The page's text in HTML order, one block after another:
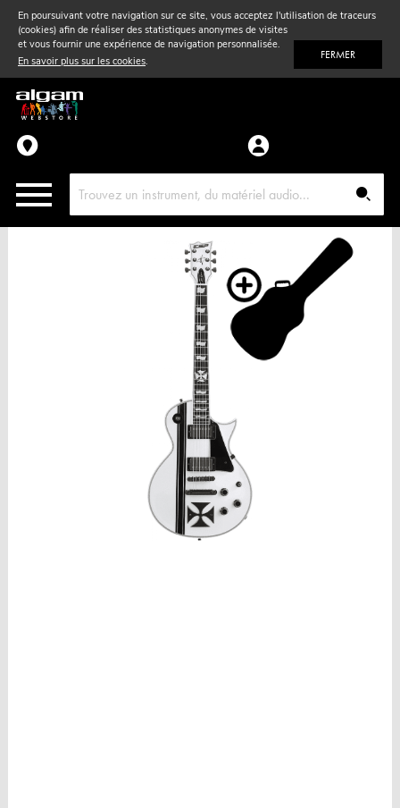
En poursuivant votre navigation sur ce site, vous acceptez l'utilisation de traceurs
(cookies) afin de réaliser des statistiques anonymes de visites
et vous fournir une expérience de navigation personnalisée.
En savoir plus sur les cookies. FERMER
Vent& Violon
Accessoires
Pièces détachées